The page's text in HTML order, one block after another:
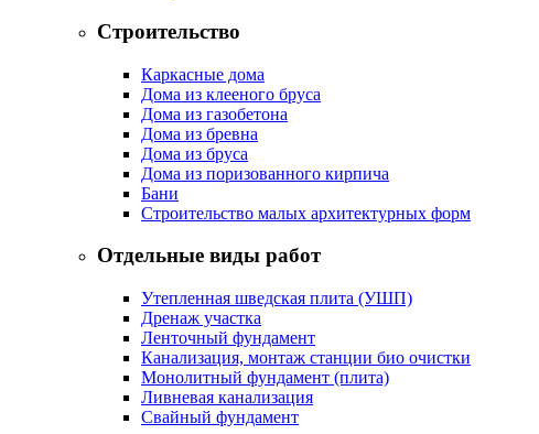
Строительство
Каркасные дома
Дома из клееного бруса
Дома из газобетона
Дома из бревна
Дома из бруса
Дома из поризованного кирпича
Бани
Строительство малых архитектурных форм
Отдельные виды работ
Утепленная шведская плита (УШП)
Дренаж участка
Ленточный фундамент
Канализация, монтаж станции био очистки
Монолитный фундамент (плита)
Ливневая канализация
Свайный фундамент